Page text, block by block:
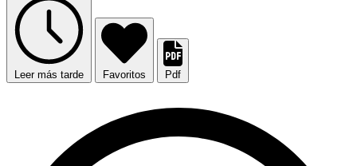
Leer más tarde Favoritos Pdf